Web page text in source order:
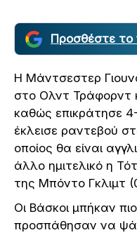
Προσθέστε το
Η Μάντσεστερ
στο Ολντ Τράφορντ
καθώς επικράτησε
έκλεισε ραντεβού
οποίος θα είναι
άλλο ημιτελικό η
της Μπόντο Γκλιμτ
Οι Βάσκοι μπήκαν
προσπάθησαν να